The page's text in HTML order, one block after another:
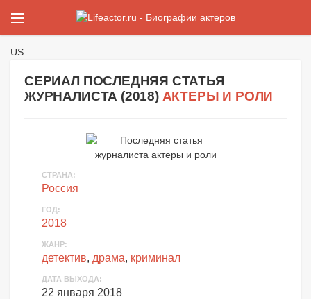
US
СЕРИАЛ ПОСЛЕДНЯЯ СТАТЬЯ
ЖУРНАЛИСТА (2018) АКТЕРЫ И РОЛИ
СТРАНА:
Россия
ГОД:
2018
ЖАНР:
детектив, драма, криминал
ДАТА ВЫХОДА:
22 января 2018